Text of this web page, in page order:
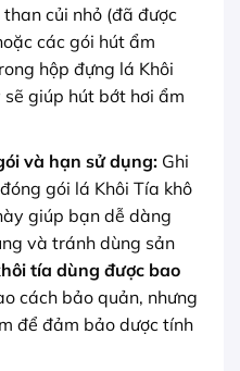
củi nhỏ (đã được
các gói hút ẩm
hộp đựng lá Khôi
giúp hút bớt hơi ẩm
và hạn sử dụng:Ghi
gói lá Khôi Tía khô
giúp bạn dễ dàng
và tránh dùng sản
tía dùng được bao
cách bảo quản, nhưng
để đảm bảo dược tính